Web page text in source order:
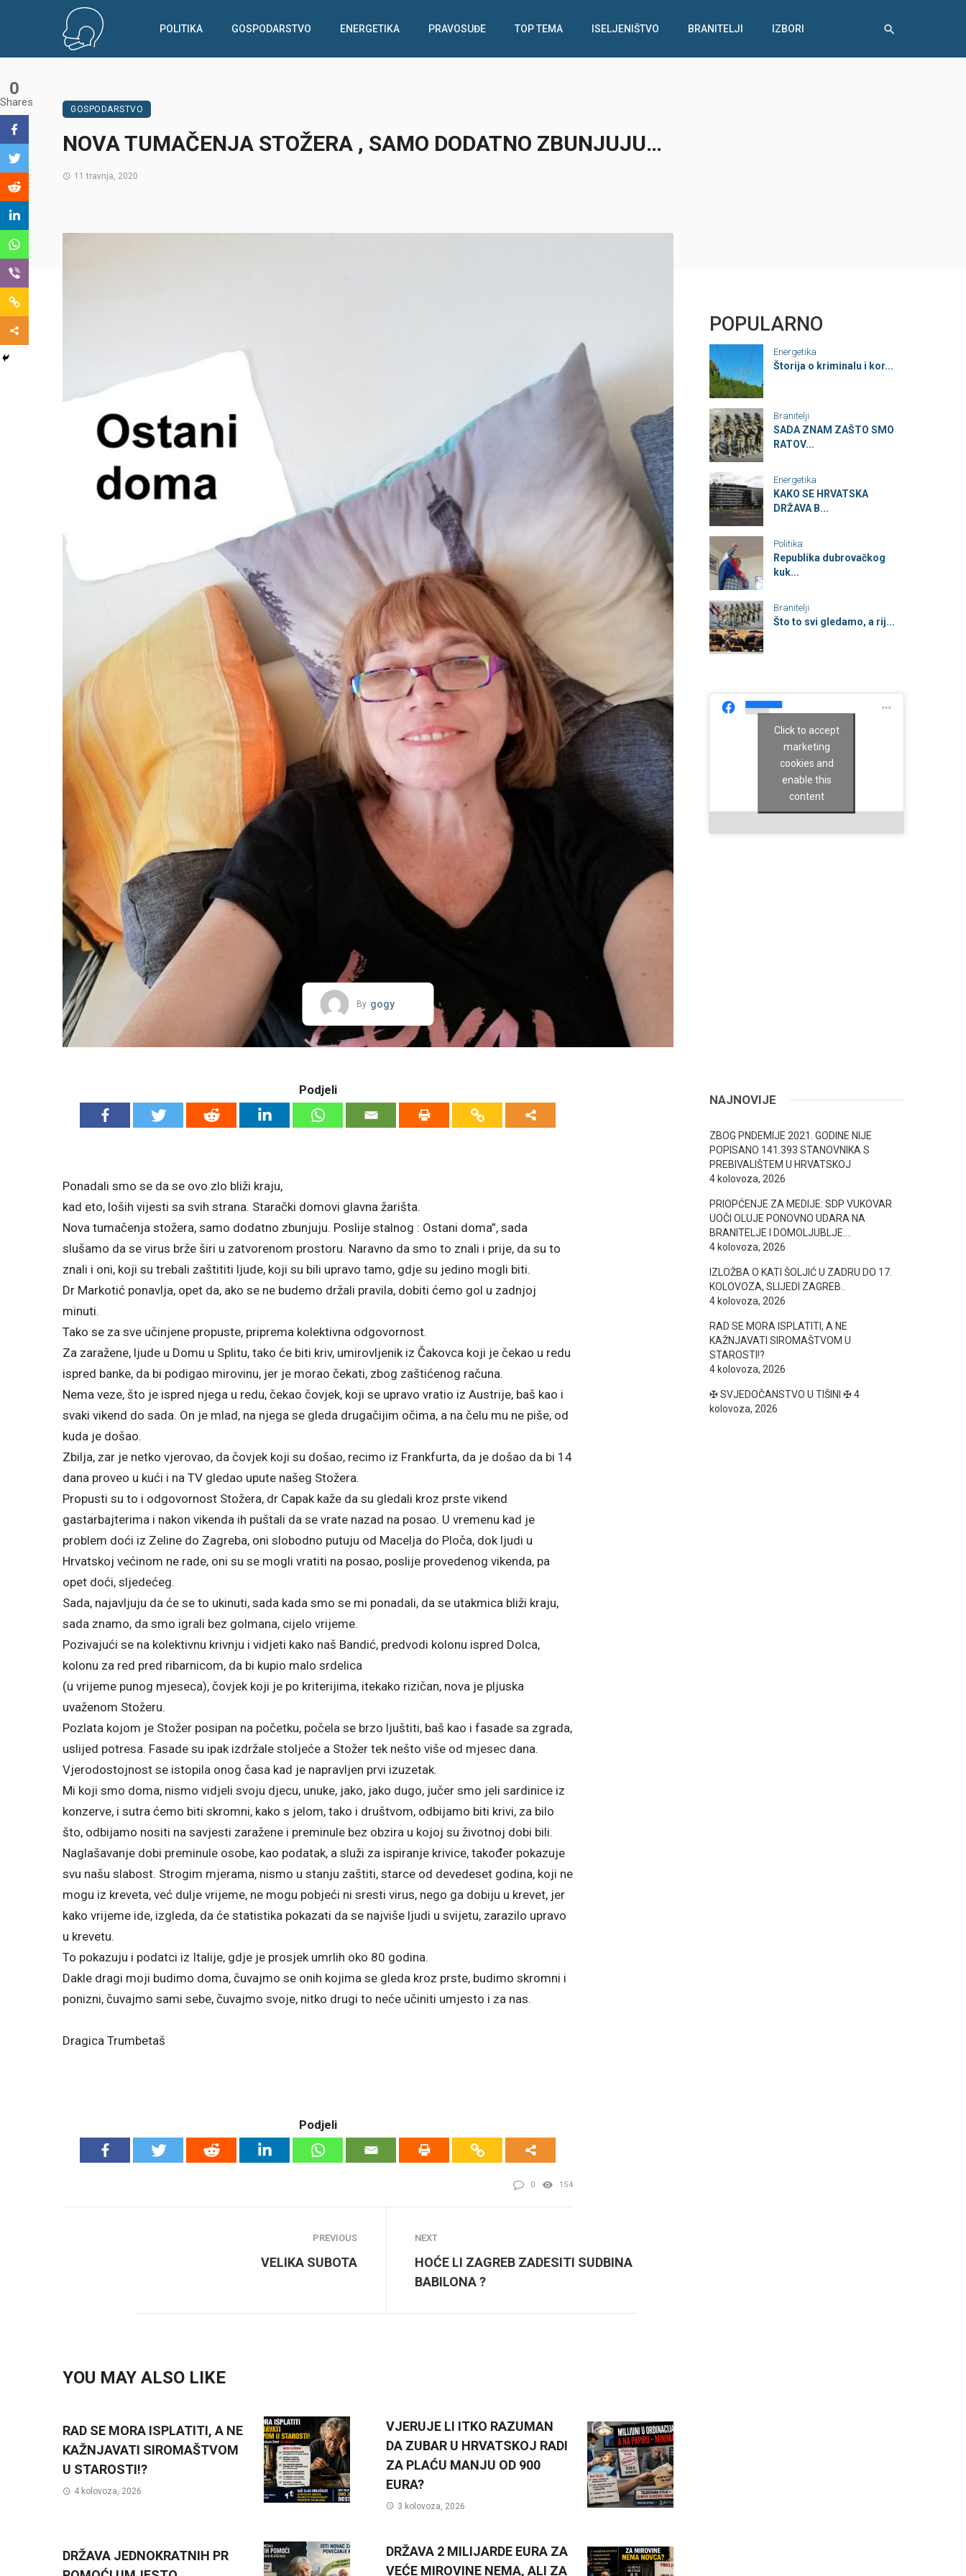
POLITIKA GOSPODARSTVO ENERGETIKA PRAVOSUĐE TOP TEMA ISELJENIŠTVO BRANITELJI IZBORI
GOSPODARSTVO
NOVA TUMAČENJA STOŽERA , SAMO DODATNO ZBUNJUJU…
11 travnja, 2020
By gogy
Podjeli
Ponadali smo se da se ovo zlo bliži kraju,
kad eto, loših vijesti sa svih strana. Starački domovi glavna žarišta.
Nova tumačenja stožera, samo dodatno zbunjuju. Poslije stalnog : Ostani doma”, sada
slušamo da se virus brže širi u zatvorenom prostoru. Naravno da smo to znali i prije, da su to
znali i oni, koji su trebali zaštititi ljude, koji su bili upravo tamo, gdje su jedino mogli biti.
Dr Markotić ponavlja, opet da, ako se ne budemo držali pravila, dobiti ćemo gol u zadnjoj
minuti.
Tako se za sve učinjene propuste, priprema kolektivna odgovornost.
Za zaražene, ljude u Domu u Splitu, tako će biti kriv, umirovljenik iz Čakovca koji je čekao u redu
ispred banke, da bi podigao mirovinu, jer je morao čekati, zbog zaštićenog računa.
Nema veze, što je ispred njega u redu, čekao čovjek, koji se upravo vratio iz Austrije, baš kao i
svaki vikend do sada. On je mlad, na njega se gleda drugačijim očima, a na čelu mu ne piše, od
kuda je došao.
Zbilja, zar je netko vjerovao, da čovjek koji su došao, recimo iz Frankfurta, da je došao da bi 14
dana proveo u kući i na TV gledao upute našeg Stožera.
Propusti su to i odgovornost Stožera, dr Capak kaže da su gledali kroz prste vikend
gastarbajterima i nakon vikenda ih puštali da se vrate nazad na posao. U vremenu kad je
problem doći iz Zeline do Zagreba, oni slobodno putuju od Macelja do Ploča, dok ljudi u
Hrvatskoj većinom ne rade, oni su se mogli vratiti na posao, poslije provedenog vikenda, pa
opet doći, sljedećeg.
Sada, najavljuju da će se to ukinuti, sada kada smo se mi ponadali, da se utakmica bliži kraju,
sada znamo, da smo igrali bez golmana, cijelo vrijeme.
Pozivajući se na kolektivnu krivnju i vidjeti kako naš Bandić, predvodi kolonu ispred Dolca,
kolonu za red pred ribarnicom, da bi kupio malo srdelica
(u vrijeme punog mjeseca), čovjek koji je po kriterijima, itekako rizičan, nova je pljuska
uvaženom Stožeru.
Pozlata kojom je Stožer posipan na početku, počela se brzo ljuštiti, baš kao i fasade sa zgrada,
uslijed potresa. Fasade su ipak izdržale stoljeće a Stožer tek nešto više od mjesec dana.
Vjerodostojnost se istopila onog časa kad je napravljen prvi izuzetak.
Mi koji smo doma, nismo vidjeli svoju djecu, unuke, jako, jako dugo, jučer smo jeli sardinice iz
konzerve, i sutra ćemo biti skromni, kako s jelom, tako i društvom, odbijamo biti krivi, za bilo
što, odbijamo nositi na savjesti zaražene i preminule bez obzira u kojoj su životnoj dobi bili.
Naglašavanje dobi preminule osobe, kao podatak, a služi za ispiranje krivice, također pokazuje
svu našu slabost. Strogim mjerama, nismo u stanju zaštiti, starce od devedeset godina, koji ne
mogu iz kreveta, već dulje vrijeme, ne mogu pobjeći ni sresti virus, nego ga dobiju u krevet, jer
kako vrijeme ide, izgleda, da će statistika pokazati da se najviše ljudi u svijetu, zarazilo upravo
u krevetu.
To pokazuju i podatci iz Italije, gdje je prosjek umrlih oko 80 godina.
Dakle dragi moji budimo doma, čuvajmo se onih kojima se gleda kroz prste, budimo skromni i
ponizni, čuvajmo sami sebe, čuvajmo svoje, nitko drugi to neće učiniti umjesto i za nas.
Dragica Trumbetaš
Podjeli
0
Shares
0 154
PREVIOUS
VELIKA SUBOTA
NEXT
HOĆE LI ZAGREB ZADESITI SUDBINA
BABILONA ?
YOU MAY ALSO LIKE
RAD SE MORA ISPLATITI, A NE
KAŽNJAVATI SIROMAŠTVOM
U STAROSTI!?
4 kolovoza, 2026
VJERUJE LI ITKO RAZUMAN
DA ZUBAR U HRVATSKOJ RADI
ZA PLAĆU MANJU OD 900
EURA?
3 kolovoza, 2026
DRŽAVA JEDNOKRATNIH PR
DRŽAVA 2 MILIJARDE EURA ZA
VEĆE MIROVINE NEMA, ALI ZA
POPULARNO
Energetika
Štorija o kriminalu i kor...
Branitelji
SADA ZNAM ZAŠTO SMO
RATOV...
Energetika
KAKO SE HRVATSKA
DRŽAVA B...
Politika
Republika dubrovačkog
kuk...
Branitelji
Što to svi gledamo, a rij...
Click to accept
marketing
cookies and
enable this
content
NAJNOVIJE
ZBOG PNDEMIJE 2021. GODINE NIJE
POPISANO 141.393 STANOVNIKA S
PREBIVALIŠTEM U HRVATSKOJ
4 kolovoza, 2026
PRIOPĆENJE ZA MEDIJE: SDP VUKOVAR
UOČI OLUJE PONOVNO UDARA NA
BRANITELJE I DOMOLJUBLJE….
4 kolovoza, 2026
IZLOŽBA O KATI ŠOLJIĆ U ZADRU DO 17.
KOLOVOZA, SLIJEDI ZAGREB..
4 kolovoza, 2026
RAD SE MORA ISPLATITI, A NE
KAŽNJAVATI SIROMAŠTVOM U
STAROSTI!?
4 kolovoza, 2026
✠ SVJEDOČANSTVO U TIŠINI ✠ 4
kolovoza, 2026